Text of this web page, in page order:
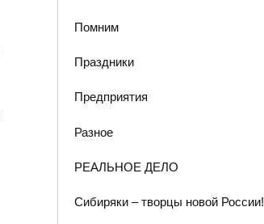
Помним
Праздники
Предприятия
Разное
РЕАЛЬНОЕ ДЕЛО
Сибиряки – творцы новой России!